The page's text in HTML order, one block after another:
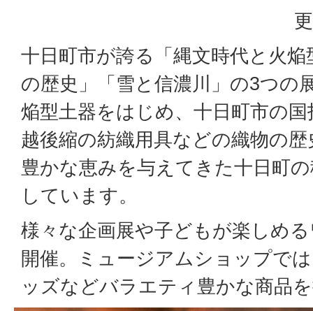
十日町市が誇る「縄文時代と火
の歴史」「雪と信濃川」の3つの
焔型土器をはじめ、十日町市の
越後縮の紡織用具などの織物の
豊かな恵みを与えてきた十日町
しています。
様々な企画展や子どもが楽しめ
開催。ミュージアムショップで
ッズなどバラエティ豊かな商品